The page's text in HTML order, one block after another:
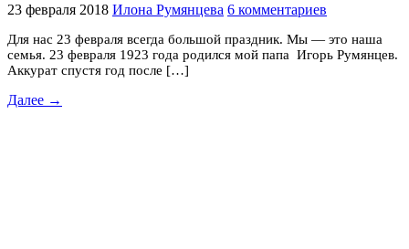
23 февраля 2018 Илона Румянцева 6 комментариев
Для нас 23 февраля всегда большой праздник. Мы — это наша
семья. 23 февраля 1923 года родился мой папа Игорь Румянцев.
Аккурат спустя год после […]
Далее →